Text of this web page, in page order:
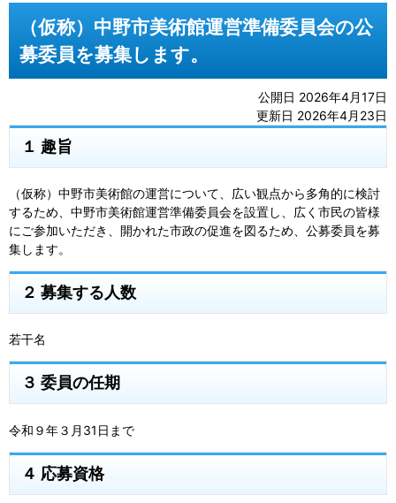
（仮称）中野市美術館運営準備委員会の公
募委員を募集します。
公開日 2026年4月17日
更新日 2026年4月23日
１ 趣旨
（仮称）中野市美術館の運営について、広い観点から多角的に検討
するため、中野市美術館運営準備委員会を設置し、広く市民の皆様
にご参加いただき、開かれた市政の促進を図るため、公募委員を募
集します。
２ 募集する人数
若干名
３ 委員の任期
令和９年３月31日まで
４ 応募資格